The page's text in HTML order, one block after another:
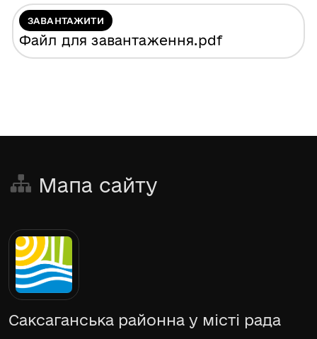
ЗАВАНТАЖИТИ
Файл для завантаження.pdf
Мапа сайту
Саксаганська районна у місті рада